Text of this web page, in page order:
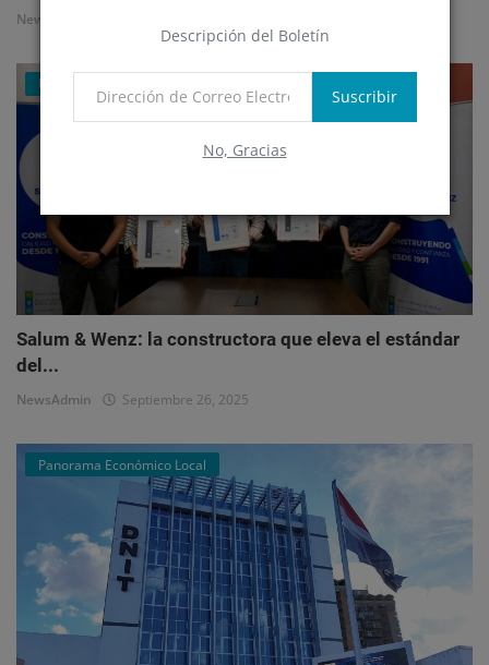
Descripción del Boletín
Suscribir
No, Gracias
NewsAdmin
Mercado Inmobiliario Empresarial
Salum & Wenz: la constructora que eleva el estándar
del...
NewsAdmin Septiembre 26, 2025
Panorama Económico Local